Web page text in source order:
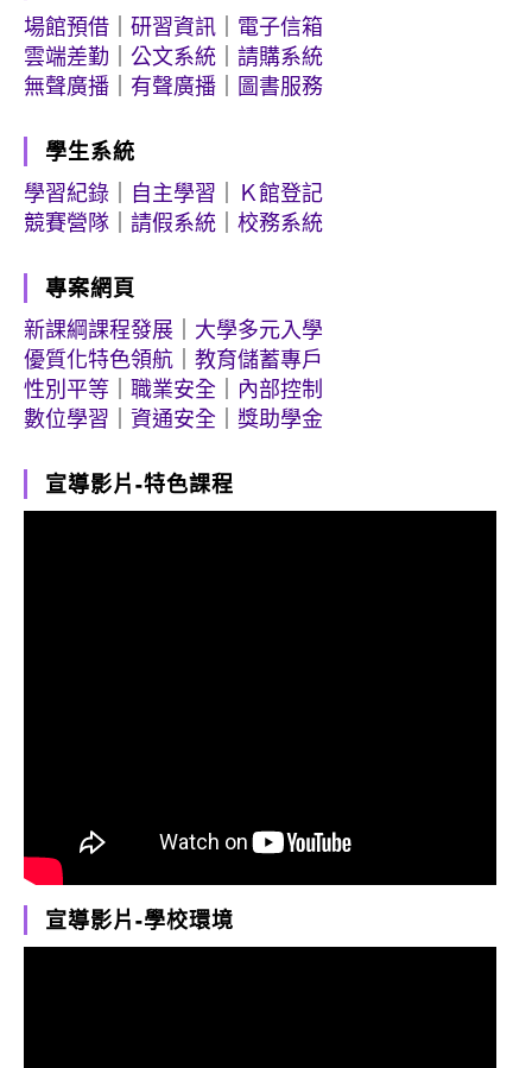
場館預借
研習資訊
電子信箱
雲端差勤
公文系統
請購系統
無聲廣播
有聲廣播 圖書服務
學生系統
學習紀錄
自主學習
Ｋ館登記
競賽營隊
請假系統 校務系統
專案網頁
新課綱課程發展
大學多元入學
優質化特色領航
教育儲蓄專戶
性別平等
職業安全
內部控制
數位學習
資通安全 獎助學金
宣導影片-特色課程
宣導影片-學校環境